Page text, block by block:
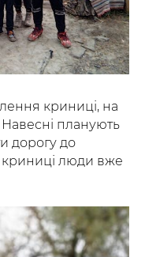
криниці, на
планують
дорогу до
криниці люди вже